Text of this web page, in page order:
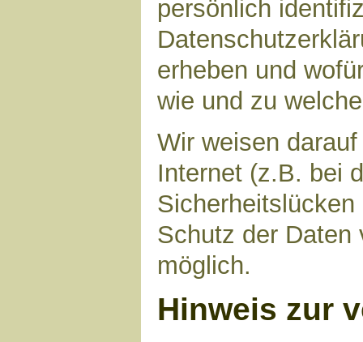
persönlich
erheben und
wie und zu
Wir weisen
Internet (z.B. bei
Schutz der Daten
möglich.
Hinweis zur